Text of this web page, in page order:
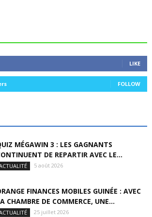
LIKE
FOLLOW
MÉGAWIN 3 : LES GAGNANTS
DE REPARTIR AVEC LE...
5 août 2026
FINANCES MOBILES GUINÉE : AVEC
CHAMBRE DE COMMERCE, UNE...
25 juillet 2026